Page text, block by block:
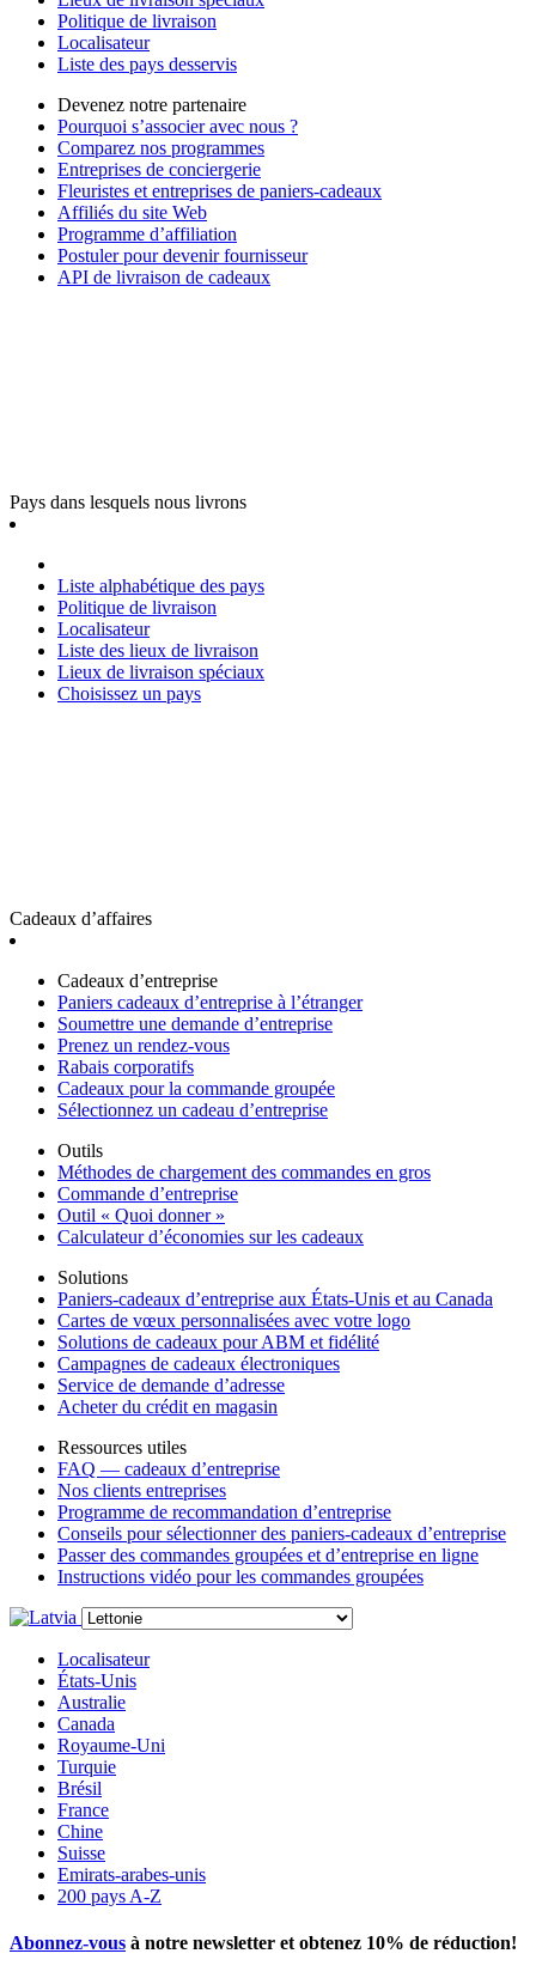
Politique de livraison
Localisateur
Liste des pays desservis
Devenez notre partenaire
Pourquoi s’associer avec nous ?
Comparez nos programmes
Entreprises de conciergerie
Fleuristes et entreprises de paniers-cadeaux
Affiliés du site Web
Programme d’affiliation
Postuler pour devenir fournisseur
API de livraison de cadeaux
Pays dans lesquels nous livrons
Liste alphabétique des pays
Politique de livraison
Localisateur
Liste des lieux de livraison
Lieux de livraison spéciaux
Choisissez un pays
Cadeaux d’affaires
Cadeaux d’entreprise
Paniers cadeaux d’entreprise à l’étranger
Soumettre une demande d’entreprise
Prenez un rendez-vous
Rabais corporatifs
Cadeaux pour la commande groupée
Sélectionnez un cadeau d’entreprise
Outils
Méthodes de chargement des commandes en gros
Commande d’entreprise
Outil « Quoi donner »
Calculateur d’économies sur les cadeaux
Solutions
Paniers-cadeaux d’entreprise aux États-Unis et au Canada
Cartes de vœux personnalisées avec votre logo
Solutions de cadeaux pour ABM et fidélité
Campagnes de cadeaux électroniques
Service de demande d’adresse
Acheter du crédit en magasin
Ressources utiles
FAQ — cadeaux d’entreprise
Nos clients entreprises
Programme de recommandation d’entreprise
Conseils pour sélectionner des paniers-cadeaux d’entreprise
Passer des commandes groupées et d’entreprise en ligne
Instructions vidéo pour les commandes groupées
Localisateur
États-Unis
Australie
Canada
Royaume-Uni
Turquie
Brésil
France
Chine
Suisse
Emirats-arabes-unis
200 pays A-Z
Abonnez-vous à notre newsletter et obtenez 10% de réduction!